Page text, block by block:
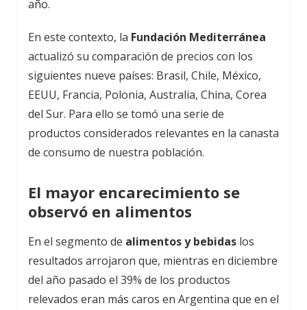
año.
En este contexto, la Fundación Mediterránea
actualizó su comparación de precios con los
siguientes nueve países: Brasil, Chile, México,
EEUU, Francia, Polonia, Australia, China, Corea
del Sur. Para ello se tomó una serie de
productos considerados relevantes en la canasta
de consumo de nuestra población.
El mayor encarecimiento se
observó en alimentos
En el segmento de alimentos y bebidas los
resultados arrojaron que, mientras en diciembre
del año pasado el 39% de los productos
relevados eran más caros en Argentina que en el